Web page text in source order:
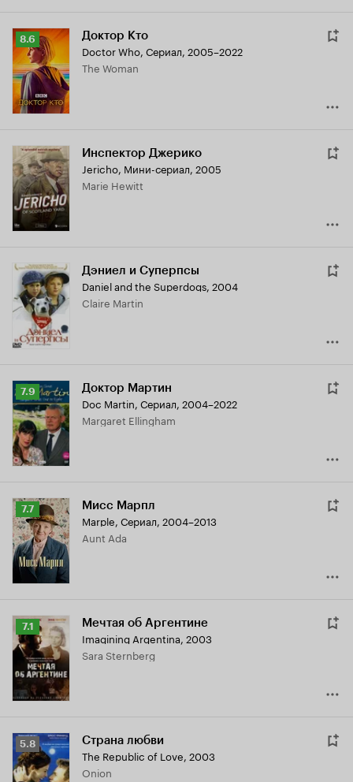
Рейтинг
Кинопоиска
8.6
8.6 Доктор Кто
Doctor Who, Сериал, 2005–2022
The Woman
Инспектор Джерико
Jericho, Мини-сериал, 2005
Marie Hewitt
Дэниел и Суперпсы
Daniel and the Superdogs, 2004
Claire Martin
Рейтинг
Кинопоиска
7.9
7.9 Доктор Мартин
Doc Martin, Сериал, 2004–2022
Margaret Ellingham
Рейтинг
Кинопоиска
7.7
7.7 Мисс Марпл
Marple, Сериал, 2004–2013
Aunt Ada
Рейтинг
Кинопоиска
7.1
7.1 Мечтая об Аргентине
Imagining Argentina, 2003
Sara Sternberg
Рейтинг
Кинопоиска
5.8
5.8 Страна любви
The Republic of Love, 2003
Onion